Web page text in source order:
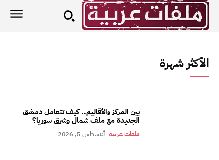
الأكثر شهرة
بين المركز والأقاليم.. كيف تتعامل دمشق
الجديدة مع ملف شمال وشرق سوريا؟
ملفات عربية أغسطس 5, 2026